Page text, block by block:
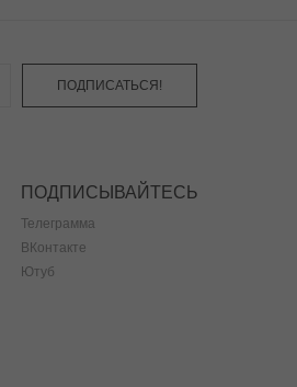
ПОДПИСАТЬСЯ!
ПОДПИСЫВАЙТЕСЬ
Телеграмма
ВКонтакте
Ютуб